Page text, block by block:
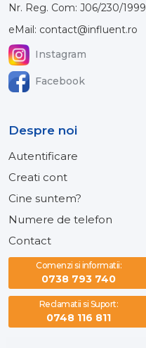
Nr. Reg. Com: J06/230/1999
eMail: contact@influent.ro
Instagram
Facebook
Despre noi
Autentificare
Creati cont
Cine suntem?
Numere de telefon
Contact
Comenzi si informatii:
0738 793 740
Reclamatii si Suport:
0748 116 811